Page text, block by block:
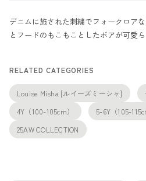
デニムに施された刺繍でフォークロア
とフードのもこもことしたボアが可愛ら
RELATED CATEGORIES
Louise Misha [ルイーズミーシャ]
4Y（100-105cm）
5-6Y（105-
25AW COLLECTION